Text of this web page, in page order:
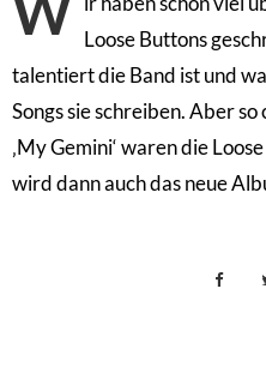
Loose Buttons
talentiert die Band ist und
Songs sie schreiben. Aber
‚My Gemini‘ waren die
wird dann auch das neue